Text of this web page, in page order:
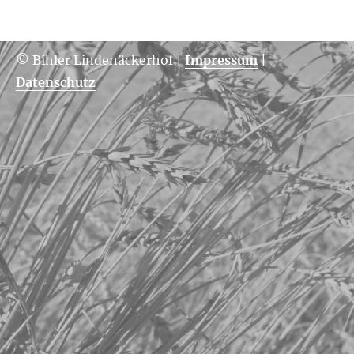
© Bihler Lindenäckerhof|Impressum|
Datenschutz